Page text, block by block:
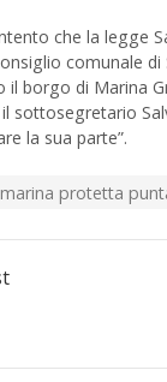
che la legge
comunale
il borgo di Marina
sottosegretario
la sua parte”.
protetta